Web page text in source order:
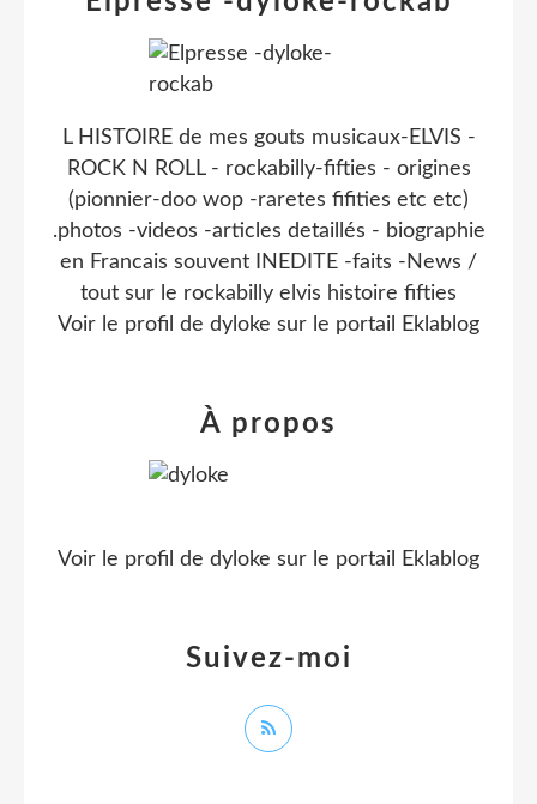
L HISTOIRE de mes gouts musicaux-ELVIS -
ROCK N ROLL - rockabilly-fifties - origines
(pionnier-doo wop -raretes fifities etc etc)
.photos -videos -articles detaillés - biographie
en Francais souvent INEDITE -faits -News /
tout sur le rockabilly elvis histoire fifties
Voir le profil de dyloke sur le portail Eklablog
Suivez-moi
À propos
Voir le profil de dyloke sur le portail Eklablog